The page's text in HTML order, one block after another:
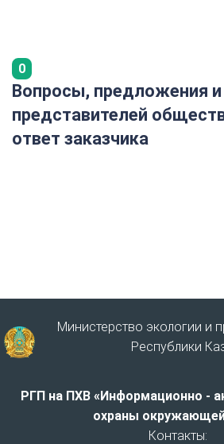
0
Вопросы, предложения и
представителей
ответ заказчика
Министерство экологии и
Республики
РГП на ПХВ «Информационно -
охраны
Контакты: